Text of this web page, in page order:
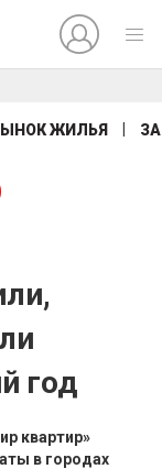
ЖИЛЬЯ
год
квартир»
в городах